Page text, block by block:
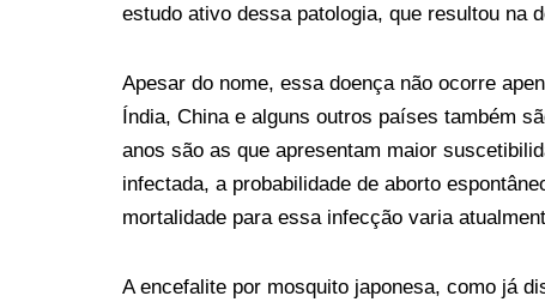
estudo ativo dessa patologia, que resultou na
Apesar do nome, essa doença não ocorre
Índia, China e alguns outros países também
anos são as que apresentam maior
infectada, a probabilidade de aborto
mortalidade para essa infecção varia
A encefalite por mosquito japonesa, como já